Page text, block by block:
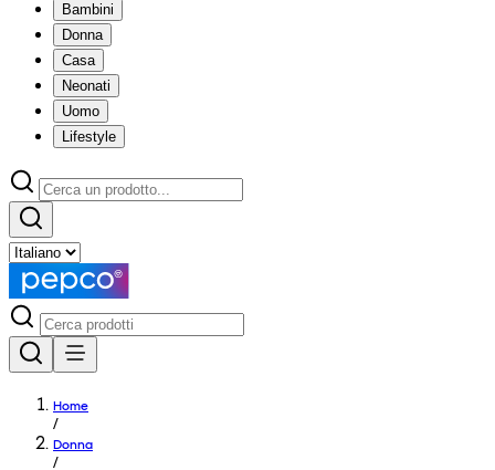
Bambini
Donna
Casa
Neonati
Uomo
Lifestyle
Home
/
Donna
/